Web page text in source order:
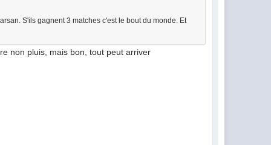
S'ils gagnent 3 matches c'est le bout du monde. Et
non pluis, mais bon, tout peut arriver